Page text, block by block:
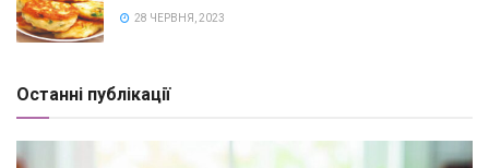
28 ЧЕРВНЯ, 2023
Останні публікації